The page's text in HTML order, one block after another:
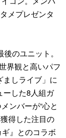
メプレゼンタ
のユニット。
界観と高いパフ
ましライブ」に
ーした8人組ガ
ンバーが“心と
得した注目の
』とのコラボ